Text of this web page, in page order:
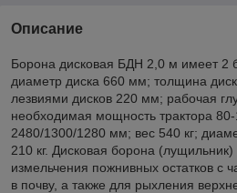
Описание
Борона дисковая БДН 2,0 м имеет 2
диаметр диска 660 мм; толщина
лезвиями дисков 220 мм; рабочая
необходимая мощность трактора
2480/1300/1280 мм; вес 540 кг;
210 кг. Дисковая борона
измельчения пожнивных остатков с
в почву, а также для рыхления